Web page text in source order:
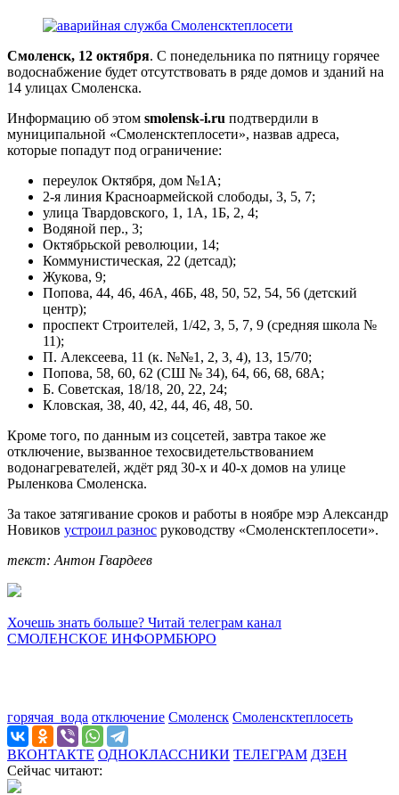
Смоленск, 12 октября. С понедельника по пятницу горячее
водоснабжение будет отсутствовать в ряде домов и зданий на
14 улицах Смоленска.
Информацию об этом smolensk-i.ru подтвердили в
муниципальной «Смоленсктеплосети», назвав адреса,
которые попадут под ограничение:
переулок Октября, дом №1А;
2-я линия Красноармейской слободы, 3, 5, 7;
улица Твардовского, 1, 1А, 1Б, 2, 4;
Водяной пер., 3;
Октябрьской революции, 14;
Коммунистическая, 22 (детсад);
Жукова, 9;
Попова, 44, 46, 46А, 46Б, 48, 50, 52, 54, 56 (детский
центр);
проспект Строителей, 1/42, 3, 5, 7, 9 (средняя школа №
11);
П. Алексеева, 11 (к. №№1, 2, 3, 4), 13, 15/70;
Попова, 58, 60, 62 (СШ № 34), 64, 66, 68, 68А;
Б. Советская, 18/18, 20, 22, 24;
Кловская, 38, 40, 42, 44, 46, 48, 50.
Кроме того, по данным из соцсетей, завтра такое же
отключение, вызванное техосвидетельствованием
водонагревателей, ждёт ряд 30-х и 40-х домов на улице
Рыленкова Смоленска.
За такое затягивание сроков и работы в ноябре мэр Александр
Новиков устроил разнос руководству «Смоленсктеплосети».
текст: Антон Гвардеев
Хочешь знать больше? Читай телеграм канал
СМОЛЕНСКОЕ ИНФОРМБЮРО
горячая_вода отключение Смоленск Смоленсктеплосеть
ВКОНТАКТЕ ОДНОКЛАССНИКИ ТЕЛЕГРАМ ДЗЕН
Сейчас читают: